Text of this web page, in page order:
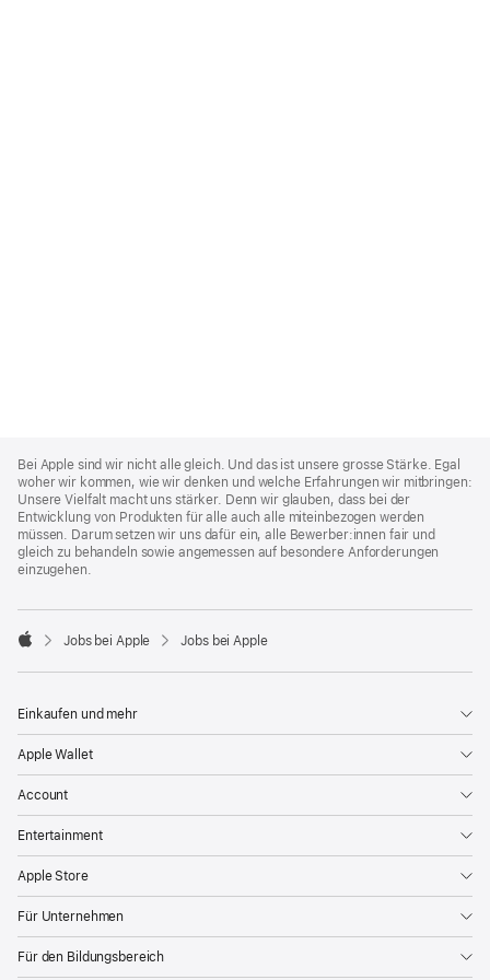
Footer
Bei Apple sind wir nicht alle gleich. Und das ist unsere grosse Stärke. Egal
woher wir kommen, wie wir denken und welche Erfahrungen wir mitbringen:
Unsere Vielfalt macht uns stärker. Denn wir glauben, dass bei der
Entwicklung von Produkten für alle auch alle miteinbezogen werden
müssen. Darum setzen wir uns dafür ein, alle Bewerber:innen fair und
gleich zu behandeln sowie angemessen auf besondere Anforderungen
einzugehen.

Jobs bei Apple Jobs bei Apple
Einkaufen und mehr
Apple Wallet
Account
Entertainment
Apple Store
Für Unternehmen
Für den Bildungsbereich